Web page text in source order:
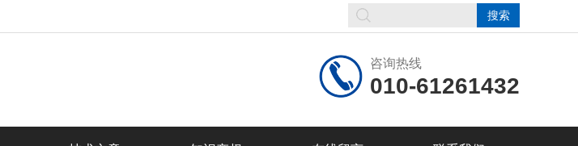
咨询热线
010-61261432